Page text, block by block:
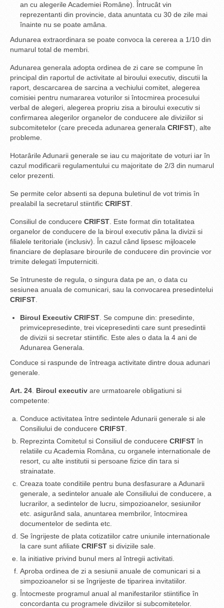
an cu alegerile Academiei Române). Întrucât vin
reprezentanti din provincie, data anuntata cu 30 de zile mai
înainte nu se poate amâna.
Adunarea extraordinara se poate convoca la cererea a 1/10 din
numarul total de membri.
Adunarea generala adopta ordinea de zi care se compune în
principal din raportul de activitate al biroului executiv, discutii la
raport, descarcarea de sarcina a vechiului comitet, alegerea
comisiei pentru numararea voturilor si întocmirea procesului
verbal de alegeri, alegerea propriu zisa a biroului executiv si
confirmarea alegerilor organelor de conducere ale diviziilor si
subcomitetelor (care preceda adunarea generala CRIFST), alte
probleme.
Hotarârile Adunarii generale se iau cu majoritate de voturi iar în
cazul modificarii regulamentului cu majoritate de 2/3 din numarul
celor prezenti.
Se permite celor absenti sa depuna buletinul de vot trimis în
prealabil la secretarul stiintific CRIFST
Consiliul de conducere CRIFST . Este format din totalitatea
organelor de conducere de la biroul executiv pâna la divizii si
filialele teritoriale (inclusiv). În cazul când lipsesc mijloacele
financiare de deplasare birourile de conducere din provincie vor
trimite delegati împuterniciti.
Se întruneste de regula, o singura data pe an, o data cu
sesiunea anuala de comunicari, sau la convocarea presedintelui
CRIFST
Biroul Executiv CRIFST . Se compune din: presedinte,
primvicepresedinte, trei vicepresedinti care sunt presedintii
de divizii si secretar stiintific. Este ales o data la 4 ani de
Adunarea Generala.
Conduce si raspunde de întreaga activitate dintre doua adunari
generale.
Art. 24 Biroul executiv are urmatoarele obligatiuni si
competente:
Conduce activitatea între sedintele Adunarii generale si ale
Consiliului de conducere CRIFST
Reprezinta Comitetul si Consiliul de conducere CRIFST în
relatiile cu Academia Româna, cu organele internationale de
resort, cu alte institutii si persoane fizice din tara si
strainatate.
Creaza toate conditiile pentru buna desfasurare a Adunarii
generale, a sedintelor anuale ale Consiliului de conducere, a
lucrarilor, a sedintelor de lucru, simpozioanelor, sesiunilor
etc. asigurând sala, anuntarea membrilor, întocmirea
documentelor de sedinta etc.
Se îngrijeste de plata cotizatiilor catre uniunile internationale
la care sunt afiliate CRIFST si diviziile sale.
Ia initiative privind bunul mers al întregii activitati.
Aproba ordinea de zi a sesiunii anuale de comunicari si a
simpozioanelor si se îngrijeste de tiparirea invitatiilor.
Întocmeste programul anual al manifestarilor stiintifice în
concordanta cu programele diviziilor si subcomitetelor.